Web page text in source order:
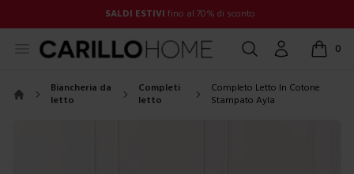
SALDI ESTIVI fino al 70% di sconto
Open menu Cerca Account 0
items
Biancheria da
letto
Completi
letto
Completo Letto In Cotone
Stampato Ayla